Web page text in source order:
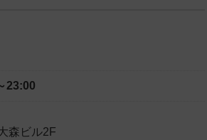
23:00
森ビル2F